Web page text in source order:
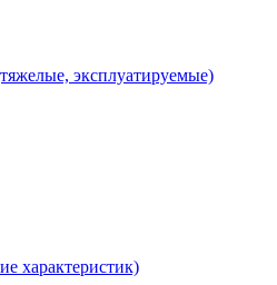
эксплуатируемые)
характеристик)